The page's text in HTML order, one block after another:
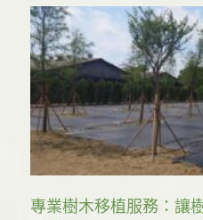
專業樹木移植服務：讓